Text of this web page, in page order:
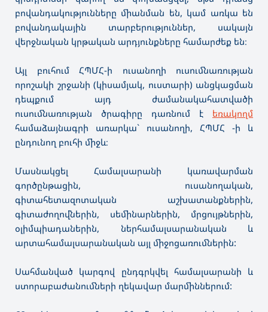
բովանդակությունները միանման են, կամ առկա են
բովանդակային տարբերություններ, սակայն
վերջնական կրթական արդյունքները համարժեք են։
Այլ բուհում ՀՊՄՀ-ի ուսանողի ուսումնառության
որոշակի շրջանի (կիսամյակ, ուստարի) անցկացման
դեպքում այդ ժամանակահատվածի
ուսումնառության ծրագիրը դառնում է եռակողմ
համաձայնագրի առարկա` ուսանողի, ՀՊՄՀ -ի և
ընդունող բուհի միջև։
Մասնակցել Համալսարանի կառավարման
գործընթացին, ուսանողական,
գիտահետազոտական աշխատանքներին,
գիտաժողովներին, սեմինարներին, մրցույթներին,
օլիմպիադաներին, ներհամալսարանական և
արտահամալսարանական այլ միջոցառումներին:
Սահմանված կարգով ընդգրկվել համալսարանի և
ստորաբաժանումների ղեկավար մարմիններում: